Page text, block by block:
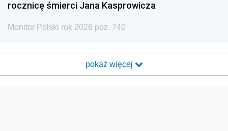
rocznicę śmierci Jana Kasprowicza
Monitor Polski rok 2026 poz. 740
pokaż więcej